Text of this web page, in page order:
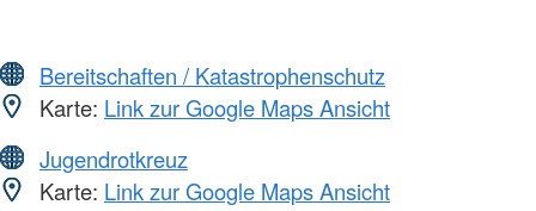
Bereitschaften / Katastrophenschutz
Karte: Link zur Google Maps Ansicht
Jugendrotkreuz
Karte: Link zur Google Maps Ansicht